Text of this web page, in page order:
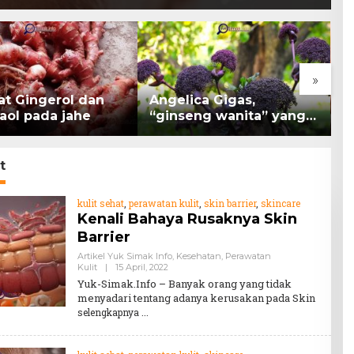
»
Gingerol dan
pada jahe
Angelica Gigas,
“ginseng wanita” yang
memiliki peran
kulit sehat,perawatan kulit, skin barrier, skincare
Kenali Bahaya Rusaknya Skin
Barrier
Artikel Yuk Simak Info, Kesehatan, Perawatan
Kulit
| 15 April, 2022By
August
Yuk-Simak.Info – Banyak orang yang tidak
menyadari tentang adanya kerusakan pada Skin
selengkapnya